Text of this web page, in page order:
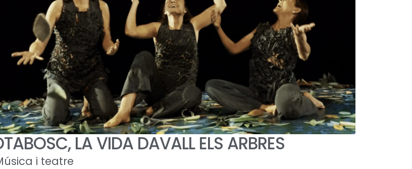
LA VIDA DAVALL ELS ARBRES
i teatre